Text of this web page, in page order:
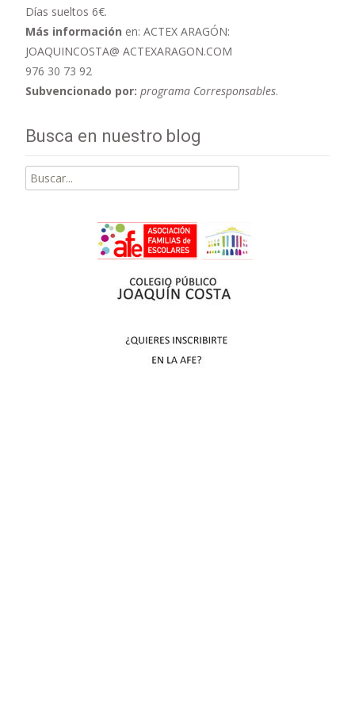
Días sueltos 6€.
Más información en: ACTEX ARAGÓN:
JOAQUINCOSTA@ ACTEXARAGON.COM
976 30 73 92
Subvencionado por: programa Corresponsables.
Busca en nuestro blog
Buscar
por: